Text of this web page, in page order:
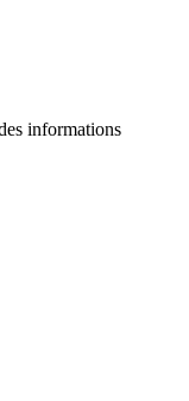
informations